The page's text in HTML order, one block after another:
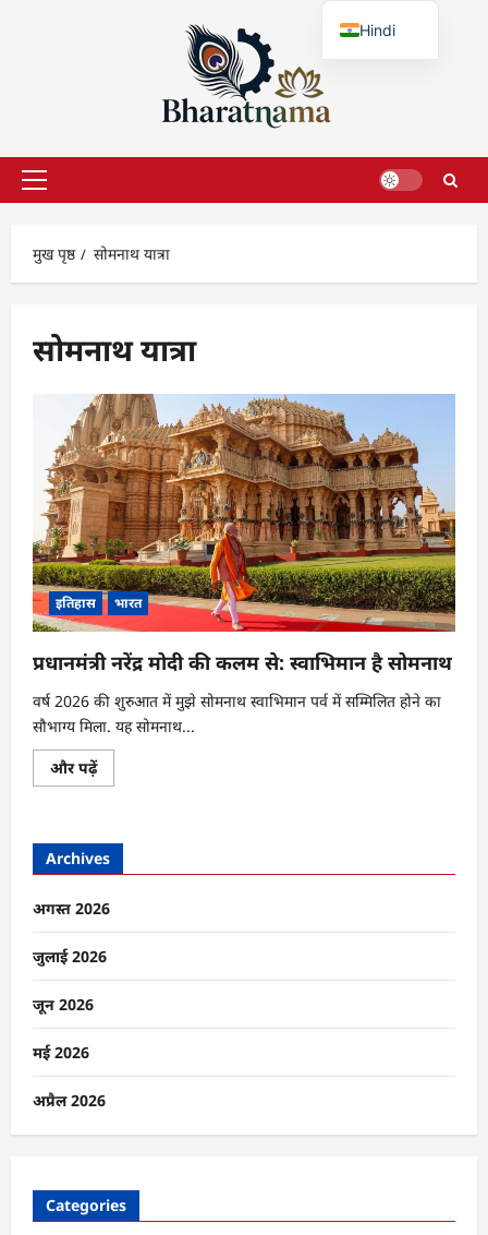
प्राथमिक
मुख पृष्ठ
सोमनाथ यात्रा
सोमनाथ यात्रा
इतिहास भारत
प्रधानमंत्री नरेंद्र मोदी की कलम से: स्वाभिमान है सोमनाथ
वर्ष 2026 की शुरुआत में मुझे सोमनाथ स्वाभिमान पर्व में सम्मिलित होने का
सौभाग्य मिला. यह सोमनाथ...
और पढ़ेंप्रधानमंत्री
नरेंद्र
से:
स्वाभिमान
है
के
बारे
में
और
पढ़ें
Archives
अगस्त 2026
जुलाई 2026
जून 2026
मई 2026
अप्रैल 2026
Categories
Hindi